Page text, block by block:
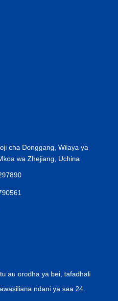
cha Donggang, Wilaya ya
wa Zhejiang, Uchina
au orodha ya bei, tafadhali
ndani ya saa 24.